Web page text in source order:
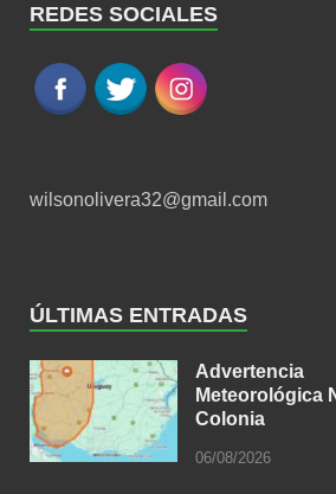
REDES SOCIALES
wilsonolivera32@gmail.com
ÚLTIMAS ENTRADAS
Advertencia
Meteorológica
Colonia
06/08/2026